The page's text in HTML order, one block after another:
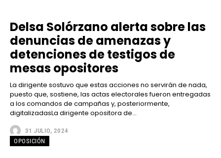
Delsa Solórzano alerta sobre las
denuncias de amenazas y
detenciones de testigos de
mesas opositores
La dirigente sostuvo que estas acciones no servirán de nada,
puesto que, sostiene, las actas electorales fueron entregadas
a los comandos de campañas y, posteriormente,
digitalizadasLa dirigente opositora de...
31 JULIO, 2024
OPOSICIÓN